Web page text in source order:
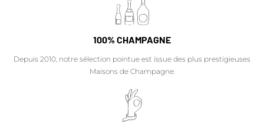
100% CHAMPAGNE
Depuis 2010, notre sélection pointue est issue des plus prestigieuses
Maisons de Champagne.